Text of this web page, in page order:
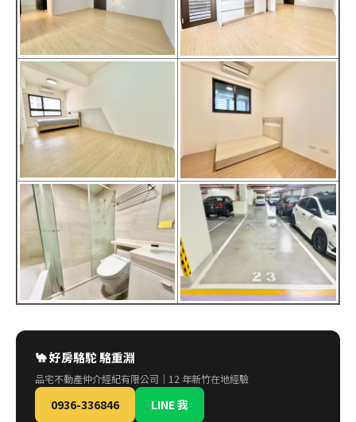
🐪 好房駱駝 駱重淵
品宅不動產仲介經紀有限公司｜12 年新竹在地經驗
0936-336846 LINE 我